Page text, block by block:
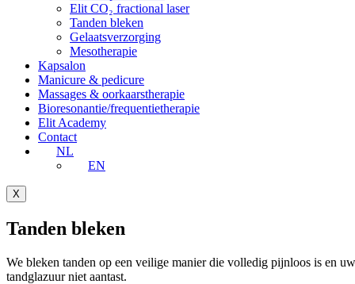
Elit CO₂ fractional laser
Tanden bleken
Gelaatsverzorging
Mesotherapie
Kapsalon
Manicure & pedicure
Massages & oorkaarstherapie
Bioresonantie/frequentietherapie
Elit Academy
Contact
NL
EN
X
Tanden bleken
We bleken tanden op een veilige manier die volledig pijnloos is en uw
tandglazuur niet aantast.